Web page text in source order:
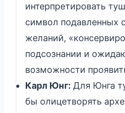
интерпретировать
символ подавленных
желаний,
подсознании и
возможности
Карл Юнг: Для Юнга
бы олицетворять